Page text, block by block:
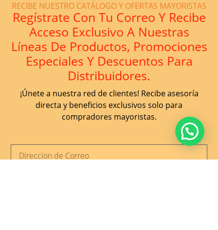
RECIBE NUESTRO CATÁLOGO Y OFERTAS MAYORISTAS
Regístrate Con Tu Correo Y Recibe
Acceso Exclusivo A Nuestras
Líneas De Productos, Promociones
Especiales Y Descuentos Para
Distribuidores.
¡Únete a nuestra red de clientes! Recibe asesoría
directa y beneficios exclusivos solo para
compradores mayoristas.